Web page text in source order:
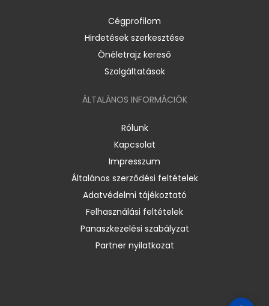
Cégprofilom
Hirdetések szerkesztése
Önéletrajz kereső
Szolgáltatások
ÁLTALÁNOS INFORMÁCIÓK
Rólunk
Kapcsolat
Impresszum
Általános szerződési feltételek
Adatvédelmi tájékoztató
Felhasználási feltételek
Panaszkezelési szabályzat
Partner nyilatkozat